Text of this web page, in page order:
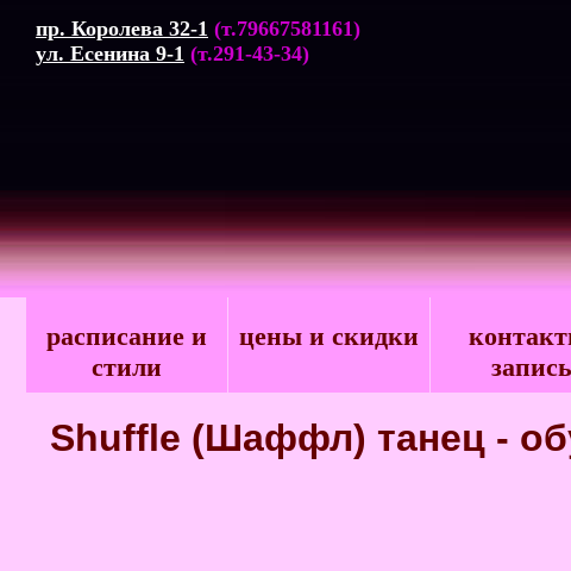
пр. Королева 32-1 (т.79667581161)
ул. Есенина 9-1 (т.291-43-34)
расписание и
стили
цены и скидки
запись
Shuffle (Шаффл) танец -